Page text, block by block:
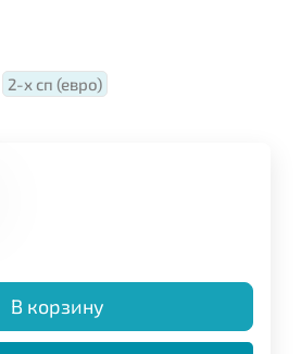
2-х сп (евро)
В корзину